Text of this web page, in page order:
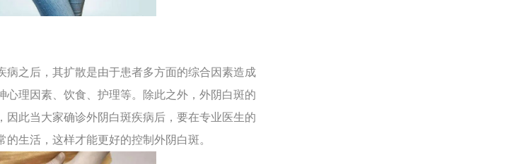
之后，其扩散是由于患者多方面的综合因素造成
心理因素、饮食、护理等。除此之外，外阴白斑的
因此当大家确诊外阴白斑疾病后，要在专业医生的
生活，这样才能更好的控制外阴白斑。